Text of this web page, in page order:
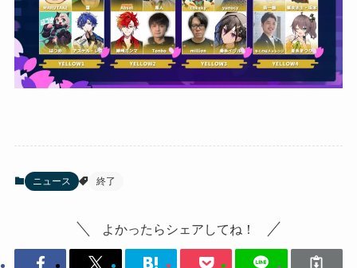
ニュース 終了
よかったらシェアしてね！